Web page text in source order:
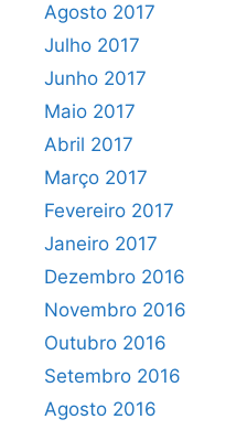
Agosto 2017
Julho 2017
Junho 2017
Maio 2017
Abril 2017
Março 2017
Fevereiro 2017
Janeiro 2017
Dezembro 2016
Novembro 2016
Outubro 2016
Setembro 2016
Agosto 2016